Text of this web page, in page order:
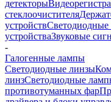
детекторы
стеклоочистителя
устройствСветодиодные
устройстваЗвуковые
-
Галогенные лампы
Светодиодные линзы
линзСветодиодные
противотуманных фар